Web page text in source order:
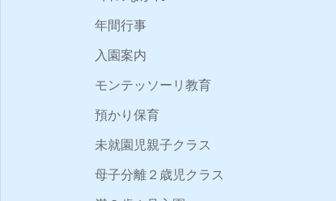
ン
年間行事
入園案内
モンテッソーリ教育
預かり保育
未就園児親子クラス
母子分離２歳児クラス